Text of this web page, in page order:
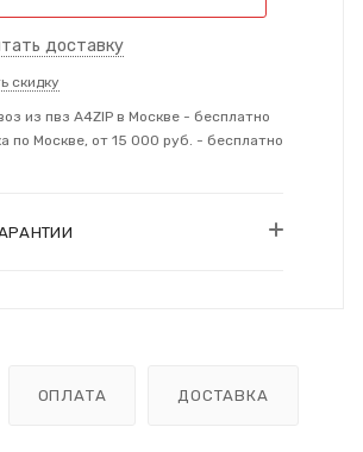
доставку
скидку
из пвз A4ZIP в Москве - бесплатно
по Москве, от 15 000 руб. - бесплатно
ОПЛАТА ДОСТАВКА